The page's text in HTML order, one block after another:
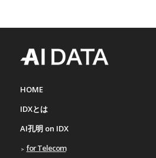
HOME
IDXとは
AI孔明 on IDX
for Telecom